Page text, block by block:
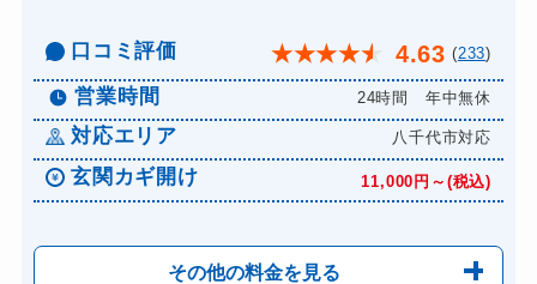
口コミ評価 ★★★★★ 4.63 (233)
営業時間 24時間 年中無休
対応エリア 八千代市対応
玄関カギ開け 11,000円～(税込)
その他の料金を見る